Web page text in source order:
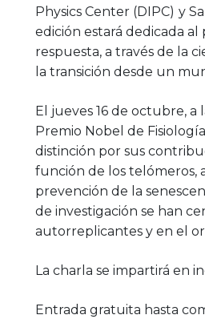
Physics Center (DIPC) y
edición estará dedicada al
respuesta, a través de la
la transición desde un
El jueves 16 de octubre, a
Premio Nobel de
distinción por sus
función de los telómeros,
prevención de la
de investigación se han
autorreplicantes y en el
La charla se impartirá en
Entrada gratuita hasta